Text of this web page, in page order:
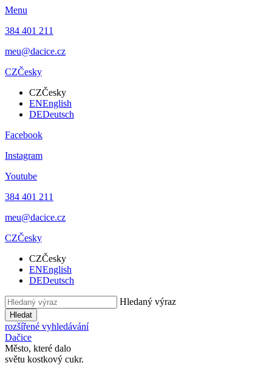
Menu
384 401 211
meu@dacice.cz
CZČesky
CZČesky
ENEnglish
DEDeutsch
Facebook
Instagram
Youtube
384 401 211
meu@dacice.cz
CZČesky
CZČesky
ENEnglish
DEDeutsch
Hledaný výraz
Hledat
rozšířené vyhledávání
Dačice
Město, které dalo
světu kostkový cukr.